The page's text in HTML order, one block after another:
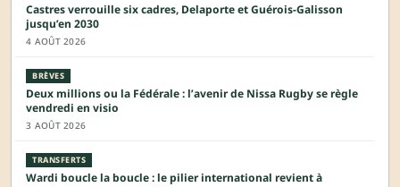
Castres verrouille six cadres, Delaporte et Guérois-Galisson
jusqu’en 2030
4 AOÛT 2026
BRÈVES
Deux millions ou la Fédérale : l’avenir de Nissa Rugby se règle
vendredi en visio
3 AOÛT 2026
TRANSFERTS
Wardi boucle la boucle : le pilier international revient à